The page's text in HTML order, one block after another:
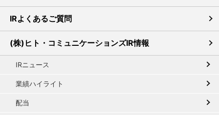
IRよくあるご質問
(株)ヒト・コミュニケーションズIR情報
IRニュース
業績ハイライト
配当